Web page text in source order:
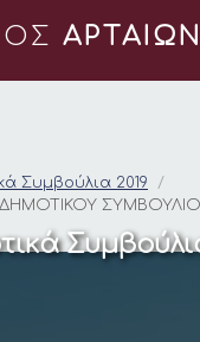
ΑΡΤΑΙΩΝ
Συμβούλια 2019
ΔΗΜΟΤΙΚΟΥ